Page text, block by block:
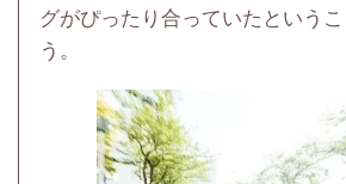
グがぴったり合っていたという
う。